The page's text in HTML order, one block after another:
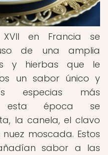
en Francia se
de una amplia
y hierbas que le
un sabor único y
especias más
esta época se
la canela, el clavo
moscada. Estos
sabor a las